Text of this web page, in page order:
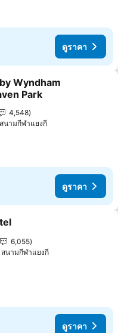
ดูราคา
รายการโปรด
Wyndham
Park
4,548
นามกีฬาแยงกี
ดูราคา
รายการโปรด
6,055
สนามกีฬาแยงกี
ดูราคา